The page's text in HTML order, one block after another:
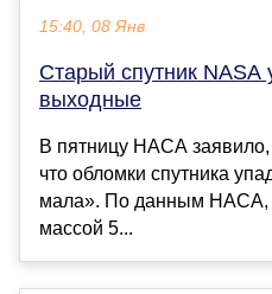
15:40, 08 Янв
Старый спутник NASA
выходные
В пятницу НАСА заявило,
что обломки спутника
мала». По данным НАСА,
массой 5...